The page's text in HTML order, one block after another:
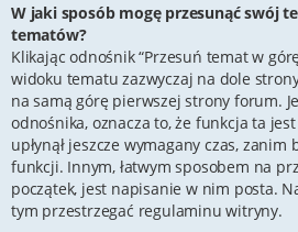
W jaki sposób mogę przesunąć swój
tematów?
Klikając odnośnik “Przesuń temat w
widoku tematu zazwyczaj na dole
na samą górę pierwszej strony forum.
odnośnika, oznacza to, że funkcja ta
upłynął jeszcze wymagany czas,
funkcji. Innym, łatwym sposobem na
początek, jest napisanie w nim posta.
tym przestrzegać regulaminu witryny.